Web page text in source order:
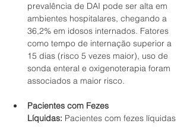
prevalência de DAI pode ser alta em
ambientes hospitalares, chegando a
36,2% em idosos internados. Fatores
como tempo de internação superior a
15 dias (risco 5 vezes maior), uso de
sonda enteral e oxigenoterapia foram
associados a maior risco.
Pacientes com Fezes
Líquidas: Pacientes com fezes líquidas